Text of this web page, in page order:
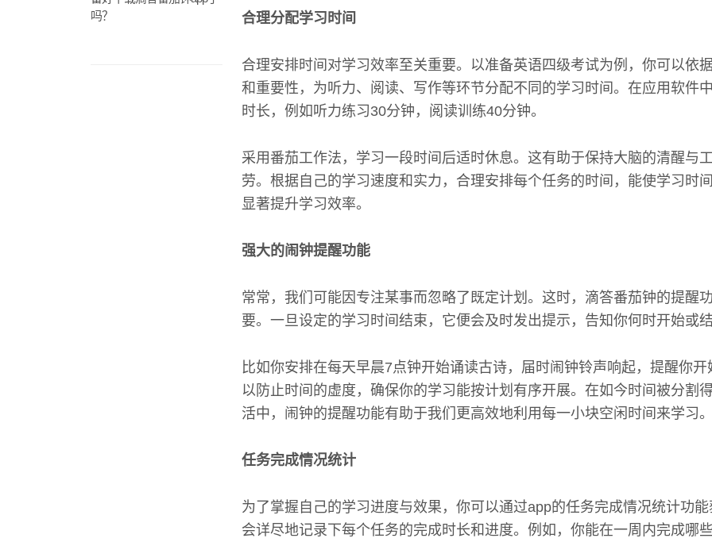
吗？
合理分配学习时间
合理安排时间对学习效率至关重要。以准备英语四级考试为例，你可以依
和重要性，为听力、阅读、写作等环节分配不同的学习时间。在应用软件
时长，例如听力练习30分钟，阅读训练40分钟。
采用番茄工作法，学习一段时间后适时休息。这有助于保持大脑的清醒与
劳。根据自己的学习速度和实力，合理安排每个任务的时间，能使学习时
显著提升学习效率。
强大的闹钟提醒功能
常常，我们可能因专注某事而忽略了既定计划。这时，滴答番茄钟的提醒
要。一旦设定的学习时间结束，它便会及时发出提示，告知你何时开始或结
比如你安排在每天早晨7点钟开始诵读古诗，届时闹钟铃声响起，提醒你开
以防止时间的虚度，确保你的学习能按计划有序开展。在如今时间被分割
活中，闹钟的提醒功能有助于我们更高效地利用每一小块空闲时间来学习。
任务完成情况统计
为了掌握自己的学习进度与效果，你可以通过app的任务完成情况统计功
会详尽地记录下每个任务的完成时长和进度。例如，你能在一周内完成哪